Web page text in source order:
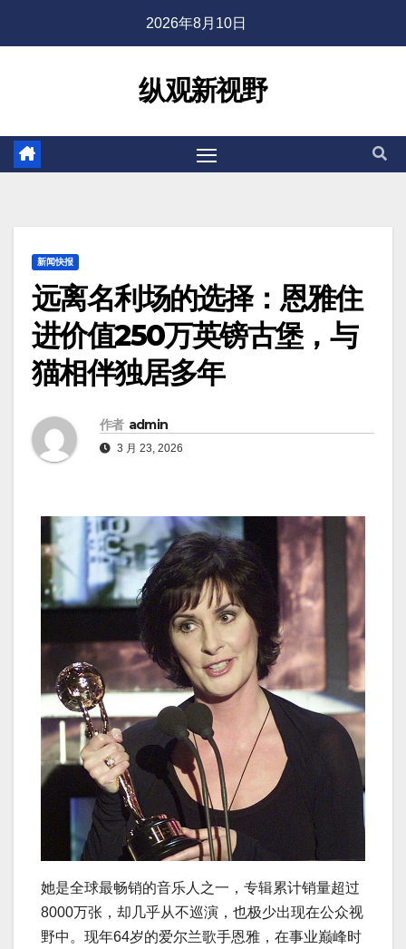
2026年8月10日
纵观新视野
新闻快报
远离名利场的选择：恩雅住
进价值250万英镑古堡，与
猫相伴独居多年
作者 admin
3 月 23, 2026
她是全球最畅销的音乐人之一，专辑累计销量超过
8000万张，却几乎从不巡演，也极少出现在公众视
野中。现年64岁的爱尔兰歌手恩雅，在事业巅峰时